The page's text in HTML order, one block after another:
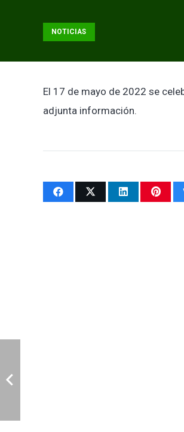
NOTICIAS
El 17 de mayo de 2022 se
adjunta información.